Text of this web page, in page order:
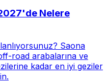
Nelere
Saona
road arabalarına ve
kadar en iyi geziler